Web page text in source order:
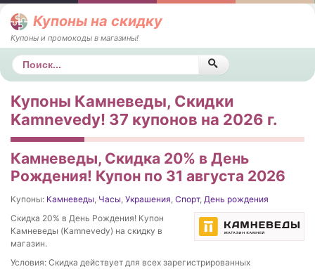
Купоны на скидку
Купоны и промокоды в магазины!
Поиск
Купоны Камневеды, Скидки
Kamnevedy! 37 купонов на 2026 г.
Камневеды, Скидка 20% в День
Рождения! Купон по 31 августа 2026
Купоны: Камневеды, Часы, Украшения, Спорт, День рождения
Скидка 20% в День Рождения! Купон
Камневеды (Kamnevedy) на скидку в
магазин.
Условия: Скидка действует для всех зарегистрированных